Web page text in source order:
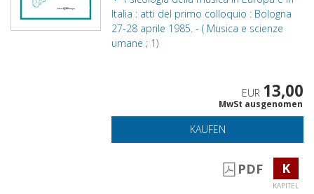
Italia : atti del primo colloquio : Bologna
27-28 aprile 1985. - ( Musica e scienze
umane ; 1)
EUR 13,00
MwSt ausgenomen
KAUFEN
PDF K
KAPITEL